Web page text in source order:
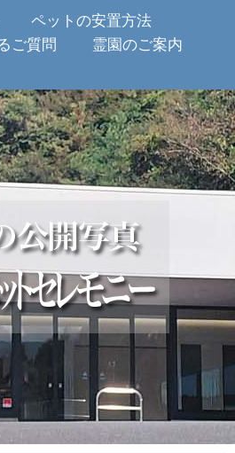
ペットの安置方法
ご質問
霊園のご案内